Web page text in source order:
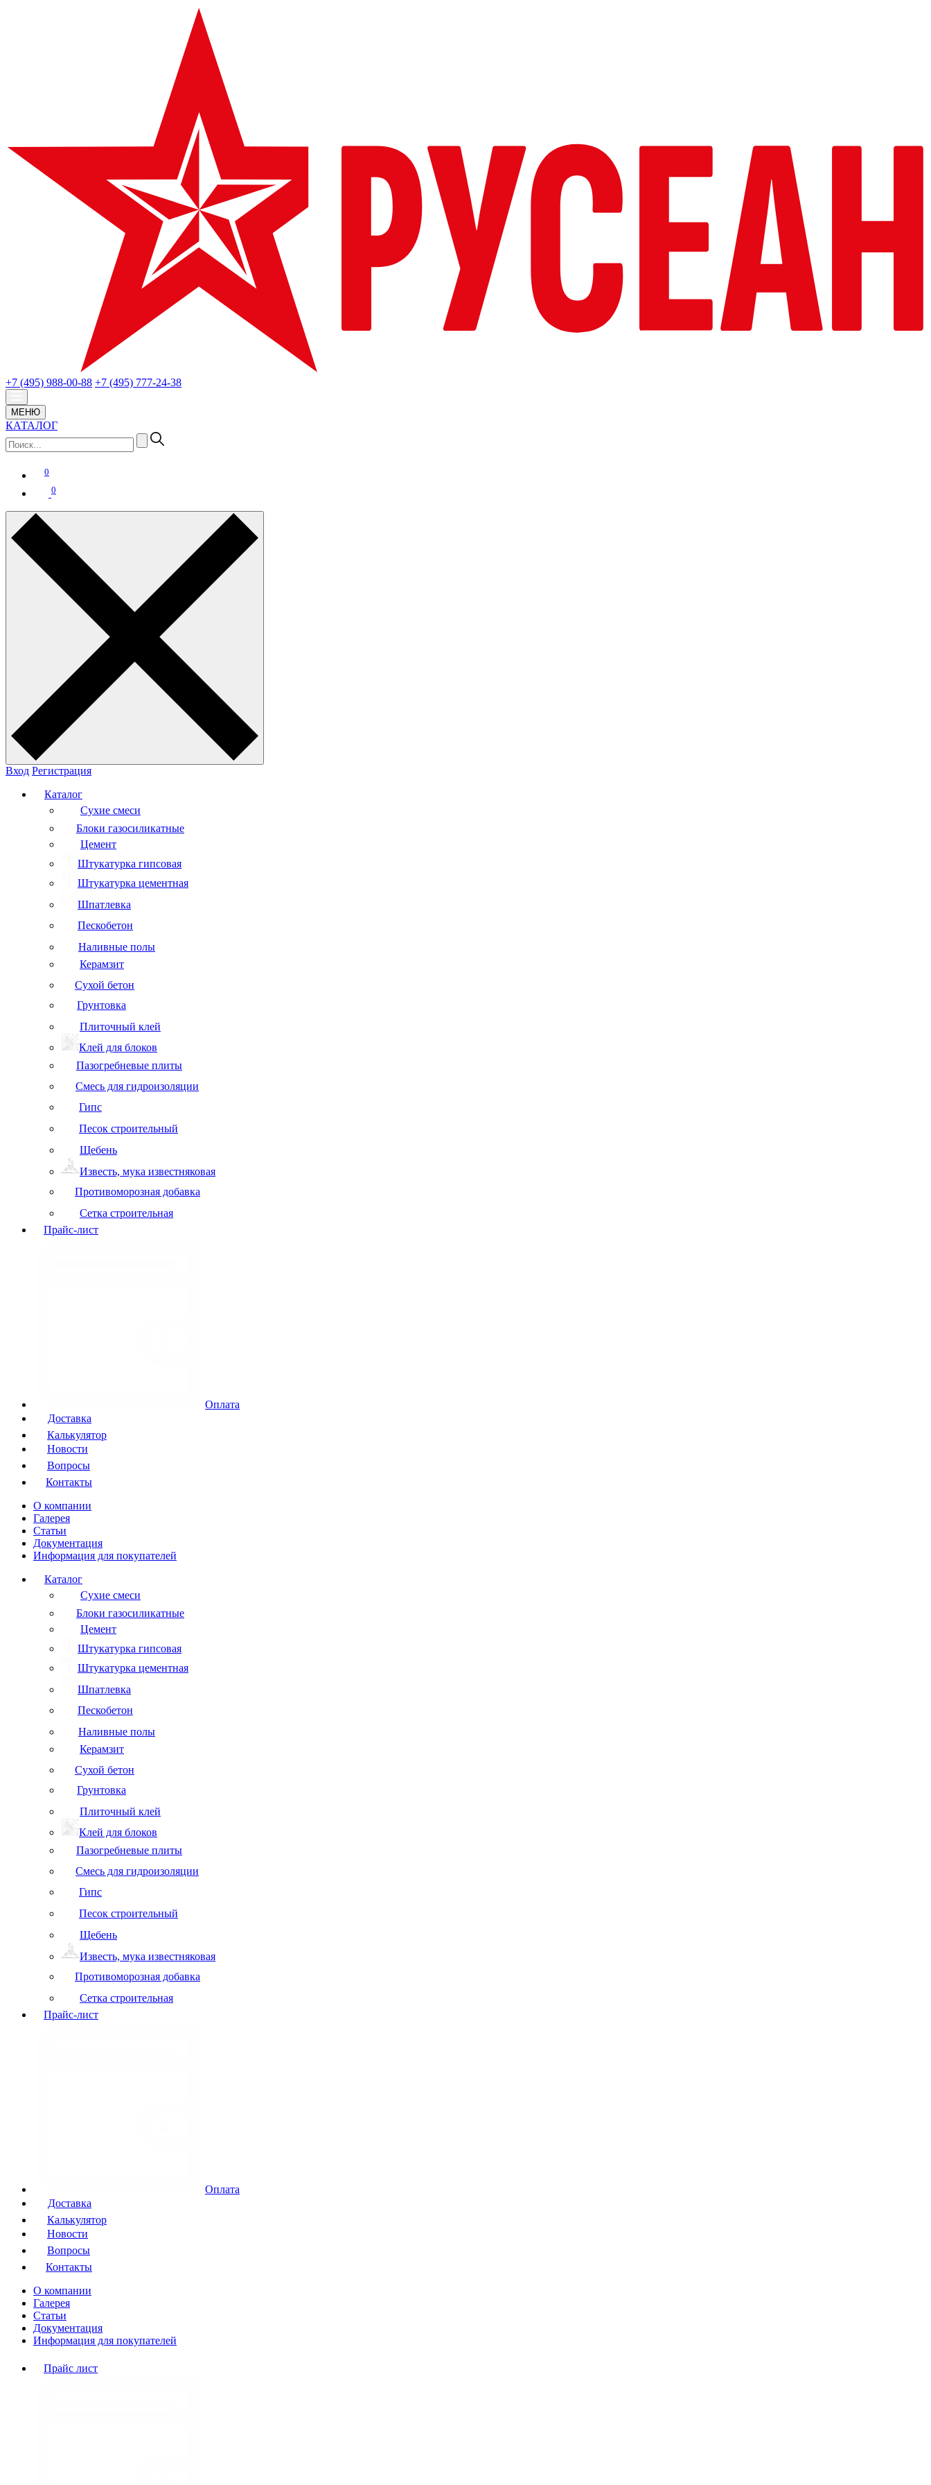
+7 (495) 988-00-88 +7 (495) 777-24-38
МЕНЮ
КАТАЛОГ
0
0
Вход Регистрация
Каталог
Сухие смеси
Блоки газосиликатные
Цемент
Штукатурка гипсовая
Штукатурка цементная
Шпатлевка
Пескобетон
Наливные полы
Керамзит
Сухой бетон
Грунтовка
Плиточный клей
Клей для блоков
Пазогребневые плиты
Смесь для гидроизоляции
Гипс
Песок строительный
Щебень
Известь, мука известняковая
Противоморозная добавка
Сетка строительная
Прайс-лист
Оплата
Доставка
Калькулятор
Новости
Вопросы
Контакты
О компании
Галерея
Статьи
Документация
Информация для покупателей
Каталог
Сухие смеси
Блоки газосиликатные
Цемент
Штукатурка гипсовая
Штукатурка цементная
Шпатлевка
Пескобетон
Наливные полы
Керамзит
Сухой бетон
Грунтовка
Плиточный клей
Клей для блоков
Пазогребневые плиты
Смесь для гидроизоляции
Гипс
Песок строительный
Щебень
Известь, мука известняковая
Противоморозная добавка
Сетка строительная
Прайс-лист
Оплата
Доставка
Калькулятор
Новости
Вопросы
Контакты
О компании
Галерея
Статьи
Документация
Информация для покупателей
Прайс лист